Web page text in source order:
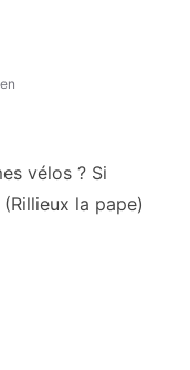
vélos ? Si
la pape)